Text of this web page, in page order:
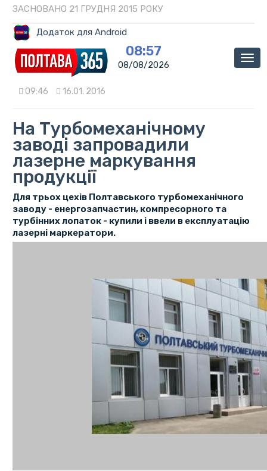
ЗАСНОВАНО 21 ГРУДНЯ 2015 РОКУ
Додаток для Android
08:57
08/08/2026
09:46 16.01. 2016
На Турбомеханічному
заводі запровадили
лазерне маркування
продукції
Для трьох цехів Полтавського турбомеханічного
заводу - енергозапчастин, компресорного та
турбінних лопаток - купили і ввели в експлуатацію
лазерні маркератори.